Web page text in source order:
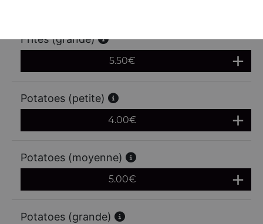
Frites (grande)
5.50€
Potatoes (petite)
4.00€
Potatoes (moyenne)
5.00€
Potatoes (grande)